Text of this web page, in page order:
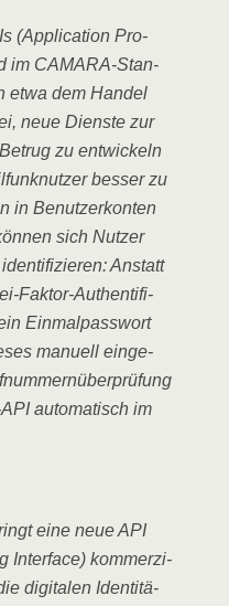
(Appli­ca­ti­on Pro­
im CAMA­RA-Stan­
etwa dem Han­del
neue Diens­te zur
zu ent­wi­ckeln
bes­ser zu
in Benut­zer­kon­ten
sich Nut­zer
Anstatt
Fak­tor-Authen­ti­fi­
Ein­mal­pass­wort
manu­ell ein­ge­
auto­ma­tisch im
eine neue API
Inter­face) kom­mer­zi­
digi­ta­len Iden­ti­tä­